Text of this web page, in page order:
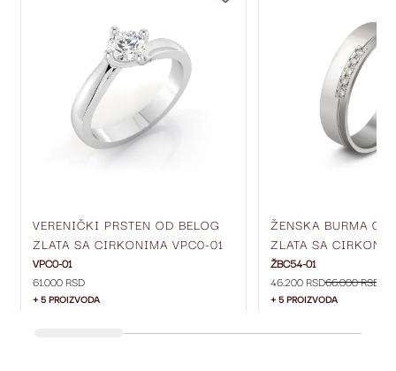
VERENIČKI PRSTEN OD BELOG
ZLATA SA CIRKONIMA VPC0-01
VPC0-01
61.000 RSD
+ 5 PROIZVODA
ŽENSKA BURMA OD
ZLATA SA
MM ŽBC54-01
ŽBC54-01
46.200 RSD66.000 RSD
+ 5 PROIZVODA